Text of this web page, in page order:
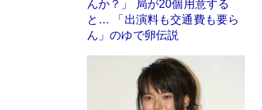
んか？」 局が20個用意する
と… 「出演料も交通費も要ら
ん」のゆで卵伝説